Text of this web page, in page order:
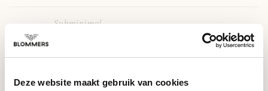
Deze website maakt gebruik van cookies
Subminimal
€62,95